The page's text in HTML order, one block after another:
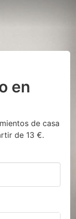
en
de casa
de 13 €.